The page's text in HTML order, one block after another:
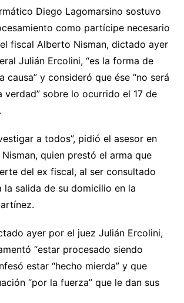
Diego Lagomarsino sostuvo
como partícipe necesario
fiscal Alberto Nisman, dictado ayer
Julián Ercolini, “es la forma de
causa” y consideró que ése “no será
verdad” sobre lo ocurrido el 17 de
a todos”, pidió el asesor en
quien prestó el arma que
del ex fiscal, al ser consultado
la salida de su domicilio en la
ayer por el juez Julián Ercolini,
“estar procesado siendo
estar “hecho mierda” y que
“por la fuerza” que le dan sus